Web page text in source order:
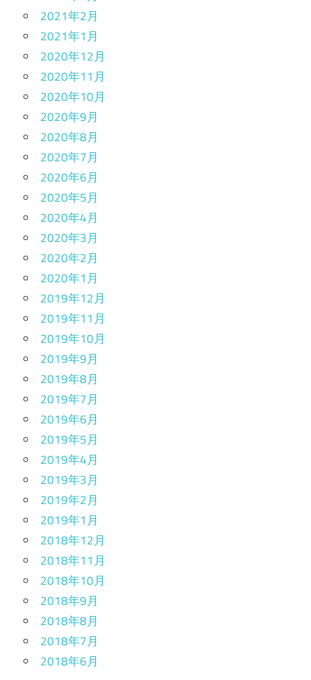
2021年2月
2021年1月
2020年12月
2020年11月
2020年10月
2020年9月
2020年8月
2020年7月
2020年6月
2020年5月
2020年4月
2020年3月
2020年2月
2020年1月
2019年12月
2019年11月
2019年10月
2019年9月
2019年8月
2019年7月
2019年6月
2019年5月
2019年4月
2019年3月
2019年2月
2019年1月
2018年12月
2018年11月
2018年10月
2018年9月
2018年8月
2018年7月
2018年6月